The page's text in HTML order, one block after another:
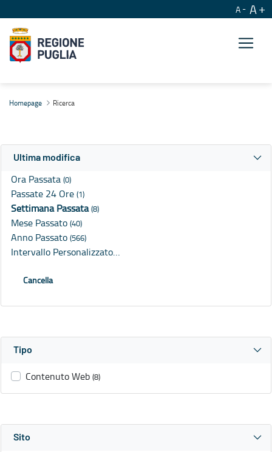
A A
Homepage Ricerca
Ultima modifica
Ora Passata (0)
Passate 24 Ore (1)
Settimana Passata(8)
Mese Passato (40)
Anno Passato (566)
Intervallo Personalizzato…
Cancella
Tipo
Contenuto Web (8)
Sito